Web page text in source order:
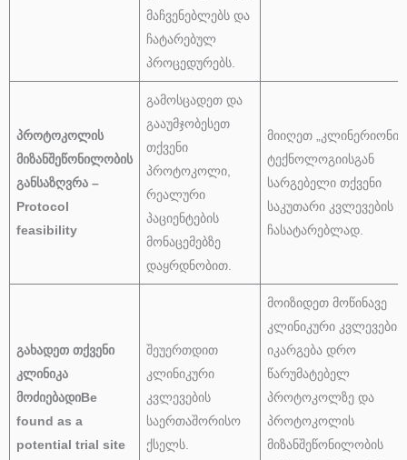
მაჩვენებლებს და
ჩატარებულ
პროცედურებს.
პროტოკოლის
მიზანშეწონილობის
განსაზღვრა –
Protocol
feasibility
გამოსცადეთ და
გააუმჯობესეთ
თქვენი
პროტოკოლი,
რეალური
პაციენტების
მონაცემებზე
დაყრდნობით.
მიიღეთ
ტექნოლოგიისგან
სარგებელი თქვენი
საკუთარი კვლევების
ჩასატარებლად.
გახადეთ თქვენი
კლინიკა
მოძიებადიBe
found as a
potential trial site
შეუერთდით
კლინიკური
კვლევების
საერთაშორისო
ქსელს.
მოიზიდეთ მოწინავე
კლინიკური
იკარგება დრო
წარუმატებელ
პროტოკოლზე და
პროტოკოლის
მიზანშეწონილობის